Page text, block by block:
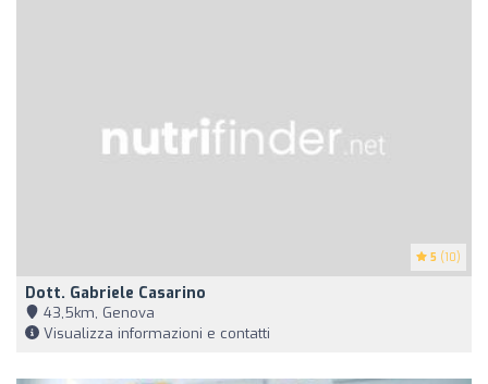
5 (10)
Dott. Gabriele Casarino
43,5km, Genova
Visualizza informazioni e contatti